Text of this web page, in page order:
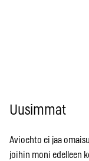
Uusimmat
Avioehto ei jaa
joihin moni edelleen